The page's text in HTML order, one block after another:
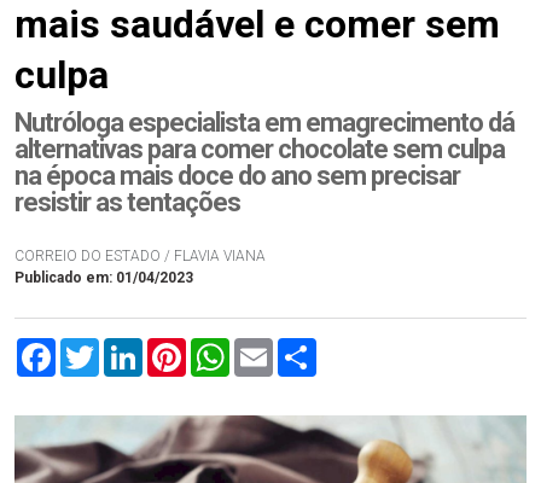
mais saudável e comer sem
culpa
Nutróloga especialista em emagrecimento dá
alternativas para comer chocolate sem culpa
na época mais doce do ano sem precisar
resistir as tentações
CORREIO DO ESTADO / FLAVIA VIANA
Publicado em: 01/04/2023
FacebookTwitterLinkedInPinterestWhatsApp
Email